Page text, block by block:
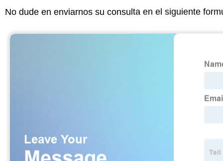
No dude en enviarnos su consulta en el siguiente